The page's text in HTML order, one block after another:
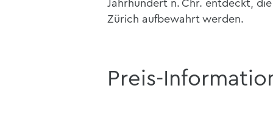
Jahrhundert n. Chr. entdeckt,
Zürich aufbewahrt werden.
Preis-